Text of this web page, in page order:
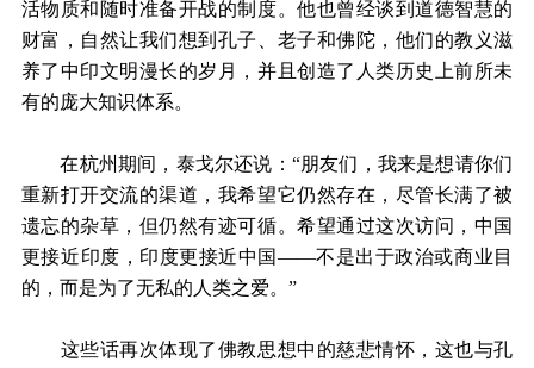
活物质和随时准备开战的制度。他也曾经谈到道德智慧的
财富，自然让我们想到孔子、老子和佛陀，他们的教义滋
养了中印文明漫长的岁月，并且创造了人类历史上前所未
有的庞大知识体系。
在杭州期间，泰戈尔还说：“朋友们，我来是想请你们
重新打开交流的渠道，我希望它仍然存在，尽管长满了被
遗忘的杂草，但仍然有迹可循。希望通过这次访问，中国
更接近印度，印度更接近中国——不是出于政治或商业目
的，而是为了无私的人类之爱。”
这些话再次体现了佛教思想中的慈悲情怀，这也与孔